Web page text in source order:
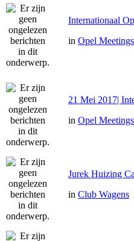
Internationaal
in Opel Meetings
21 Mei 2017|
in Opel Meetings
Jurek Huizing
in Club Wagens